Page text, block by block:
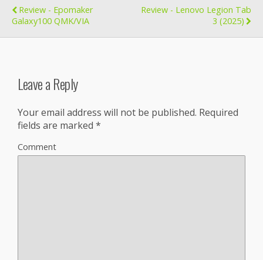
Review - Epomaker
Galaxy100 QMK/VIA
Review - Lenovo Legion Tab
3 (2025)
Leave a Reply
Your email address will not be published. Required
fields are marked *
Comment